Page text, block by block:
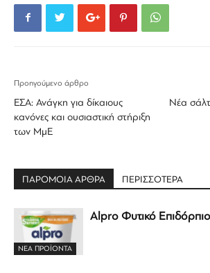
Προηγούμενο άρθρο
ΕΣΑ: Ανάγκη για δίκαιους
κανόνες και ουσιαστική στήριξη
των ΜμΕ
Νέα
ΠΑΡΟΜΟΙΑ ΑΡΘΡΑ ΠΕΡΙΣΣΟΤΕΡΑ
ΝΕΑ ΠΡΟΪΟΝΤΑ
Alpro Φυτικό